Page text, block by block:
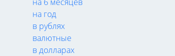
на год
в рублях
валютные
в долларах